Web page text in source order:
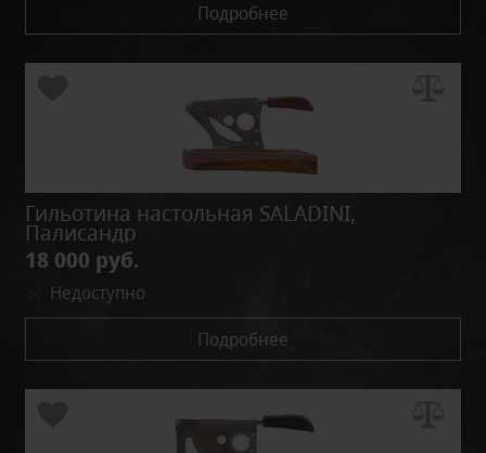
Подробнее
Гильотина настольная SALADINI,
Палисандр
18 000 руб.
Недоступно
Подробнее